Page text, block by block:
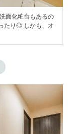
面化粧台もあるの
たり◎ しかも、オ